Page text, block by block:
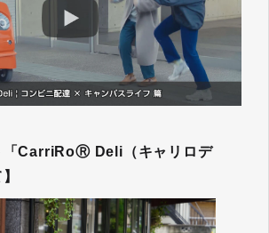
「CarriRoⓇ Deli（キャリロデ